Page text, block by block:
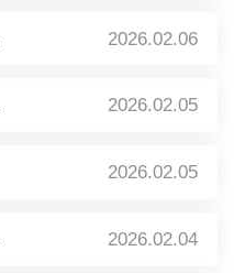
2026.02.06
2026.02.05
2026.02.05
2026.02.04